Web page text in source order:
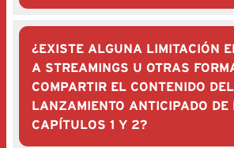
¿EXISTE ALGUNA LIMITACIÓN
A STREAMINGS U OTRAS
COMPARTIR EL CONTENIDO DEL
LANZAMIENTO ANTICIPADO DE
CAPÍTULOS 1 Y 2?